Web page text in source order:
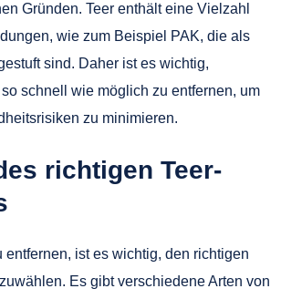
Gründen. Teer enthält eine Vielzahl
wie zum Beispiel PAK, die als
sind. Daher ist es wichtig,
schnell wie möglich zu entfernen, um
zu minimieren.
richtigen Teer-
entfernen, ist es wichtig, den richtigen
Es gibt verschiedene Arten von